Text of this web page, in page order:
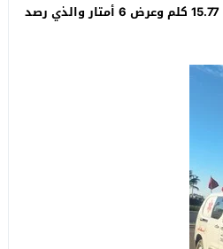
الطرقي الرابط ين الطريق الجهوية 509 ودوار تيجدة بالجماعة المذكورة، على طول 15.77 كلم وعرض 6 أمتار والذي رصد